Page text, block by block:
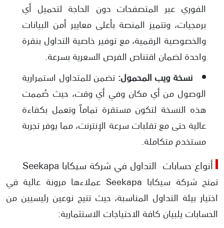
الفوري عبر المتصفحات دون الحاجة لتحميل أي
برمجيات، وتتميز المنصة بأعلى معايير أمن البيانات
والخصوصية الرقمية، مع توفير خاصية التداول بنقرة
واحدة لضمان اقتناص الفرص السعرية بسرعة.
نسخة ويب المحمول: تضمن للمتداول استمرارية
الوصول من أي مكان وفي أي وقت، حيث صُممت
هذه النسخة لتكون مستقرة تماماً وتعمل بكفاءة
عالية حتى مع تقلبات سرعة الإنترنت، مما يوفر تجربة
مستخدم متكاملة.
أنواع حسابات التداول في شركة سيكابا Seekapa
تمنح شركة سيكابا Seekapa عملاءها مرونة عالية في
اختيار بيئة التداول المناسبة، حيث تتيح نوعين رئيسيين من
الحسابات يلبيان كافة الاحتياجات الاستثمارية: